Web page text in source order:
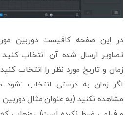
در این صفحه کافیست دوربین
تصاویر ارسال شده آن انتخاب
زمان و تاریخ مورد نظر را انتخاب
اگر زمان به درستی انتخاب
مشاهده نکنید (به عنوان مثال